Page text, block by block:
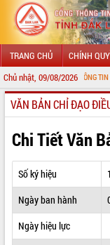
TRANG CHỦ CHÍNH
Chủ nhật, 09/08/2026
CỔNG THÔNG TIN ĐIỆN TỬ
GIỚI THIỆU
LÃNH ĐẠO UBND TỈNH
TIN TỨC SỰ KIỆN
SỞ, BAN, NGÀNH
VĂN BẢN CHỈ ĐẠO
Chi Tiết Văn
Số ký hiệu
Ngày ban hành
Ngày hiệu lực